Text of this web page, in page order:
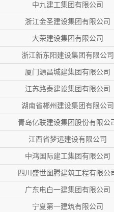
中九建工集团有限公司
浙江金圣建设集团有限公司
大荣建设集团有限公司
浙江新东阳建设集团有限公司
厦门源昌城建集团有限公司
江苏路泰建设集团有限公司
湖南省郴州建设集团有限公司
青岛亿联建设集团股份有限公
江西省梦远建设有限公司
中鸿国际建工集团有限公司
四川盛世图腾建筑工程有限公
广东电白一建集团有限公司
宁夏第一建筑有限公司